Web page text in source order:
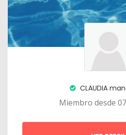
CLAUDIA
Miembro desde